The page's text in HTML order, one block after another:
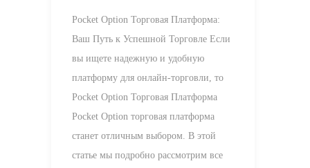
Pocket Option Торговая Платформа:
Ваш Путь к Успешной Торговле Если
вы ищете надежную и удобную
платформу для онлайн-торговли, то
Pocket Option Торговая Платформа
Pocket Option торговая платформа
станет отличным выбором. В этой
статье мы подробно рассмотрим все